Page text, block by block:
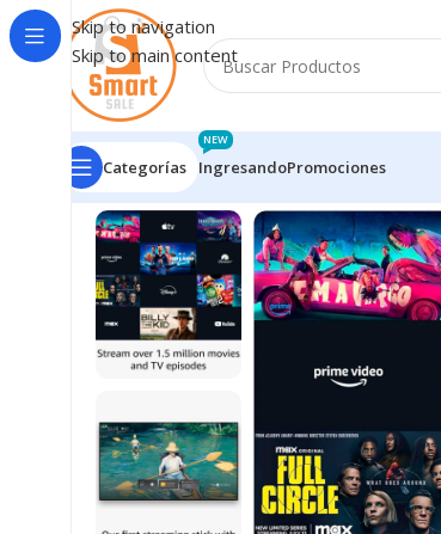
Skip to navigation
Skip to main content
Categorías Ingresando
NEW
Promociones
Inicio/Monitores - TV - Accesorios